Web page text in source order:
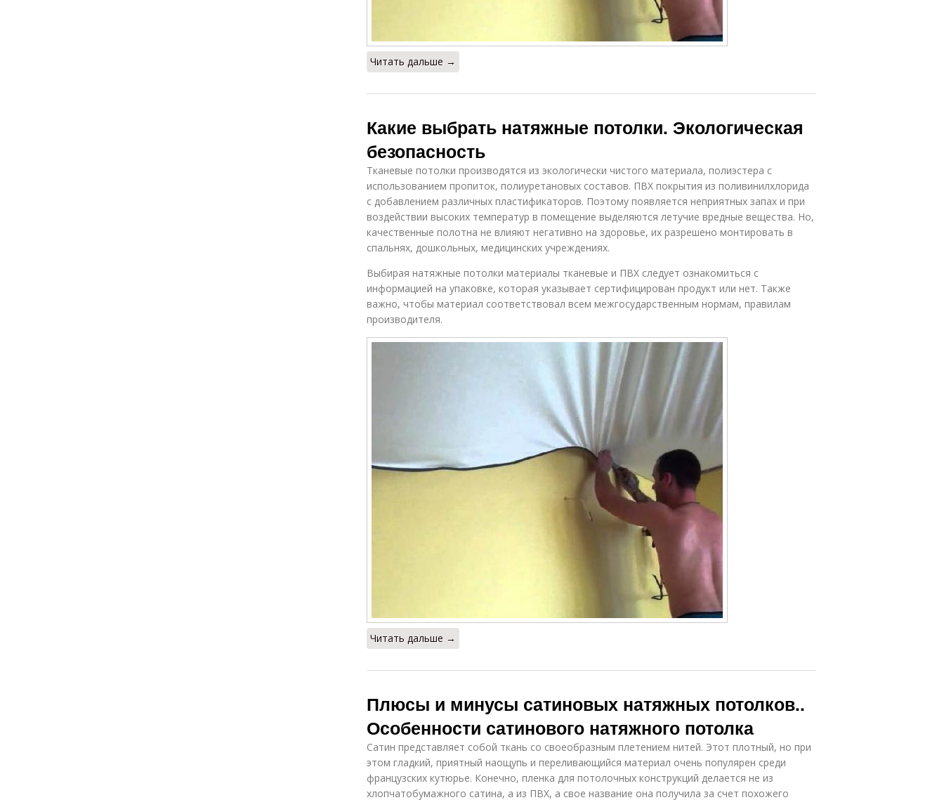
Читать дальше →
Какие выбрать натяжные потолки. Экологическая
безопасность
Тканевые потолки производятся из экологически чистого материала, полиэстера с
использованием пропиток, полиуретановых составов. ПВХ покрытия из поливинилхлорида
с добавлением различных пластификаторов. Поэтому появляется неприятных запах и при
воздействии высоких температур в помещение выделяются летучие вредные вещества. Но,
качественные полотна не влияют негативно на здоровье, их разрешено монтировать в
спальнях, дошкольных, медицинских учреждениях.
Выбирая натяжные потолки материалы тканевые и ПВХ следует ознакомиться с
информацией на упаковке, которая указывает сертифицирован продукт или нет. Также
важно, чтобы материал соответствовал всем межгосударственным нормам, правилам
производителя.
Читать дальше →
Плюсы и минусы сатиновых натяжных потолков..
Особенности сатинового натяжного потолка
Сатин представляет собой ткань со своеобразным плетением нитей. Этот плотный, но при
этом гладкий, приятный наощупь и переливающийся материал очень популярен среди
французских кутюрье. Конечно, пленка для потолочных конструкций делается не из
хлопчатобумажного сатина, а из ПВХ, а свое название она получила за счет похожего